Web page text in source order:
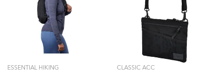
ESSENTIAL HIKING CLASSIC ACC